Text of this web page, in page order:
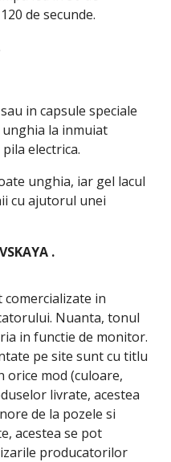
de secunde.
in capsule speciale
unghia la inmuiat
electrica.
unghia, iar gel lacul
cu ajutorul unei
.
in
Nuanta, tonul
in functie de monitor.
pe site sunt cu titlu
mod (culoare,
livrate, acestea
de la pozele si
acestea se pot
producatorilor